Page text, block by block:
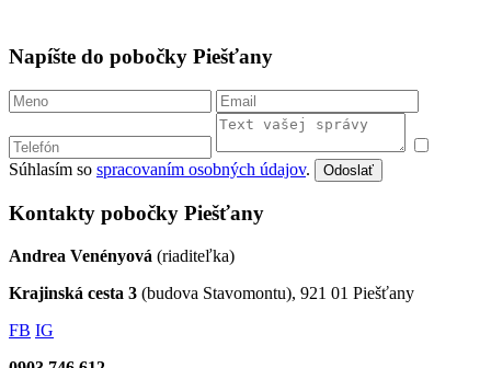
Napíšte do pobočky Piešťany
Súhlasím so spracovaním osobných údajov. Odoslať
Kontakty pobočky Piešťany
Andrea Venényová (riaditeľka)
Krajinská cesta 3 (budova Stavomontu), 921 01 Piešťany
FB IG